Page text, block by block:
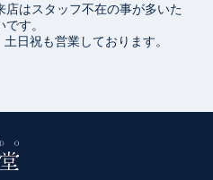
はスタッフ不在の事が多いた
す。
日祝も営業しております。